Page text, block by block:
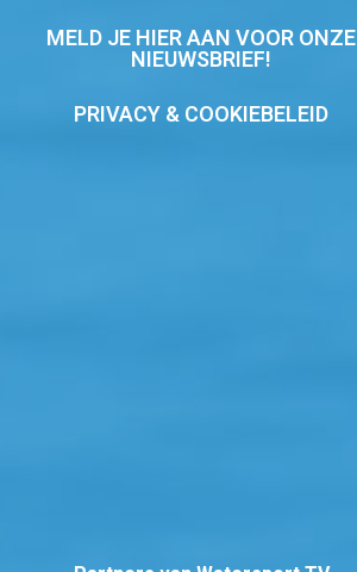
MELD JE HIER AAN VOOR ONZE
NIEUWSBRIEF!
PRIVACY & COOKIEBELEID